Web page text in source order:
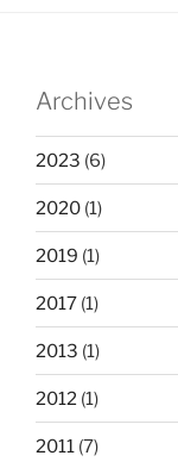
Archives
2023 (6)
2020 (1)
2019 (1)
2017 (1)
2013 (1)
2012 (1)
2011 (7)